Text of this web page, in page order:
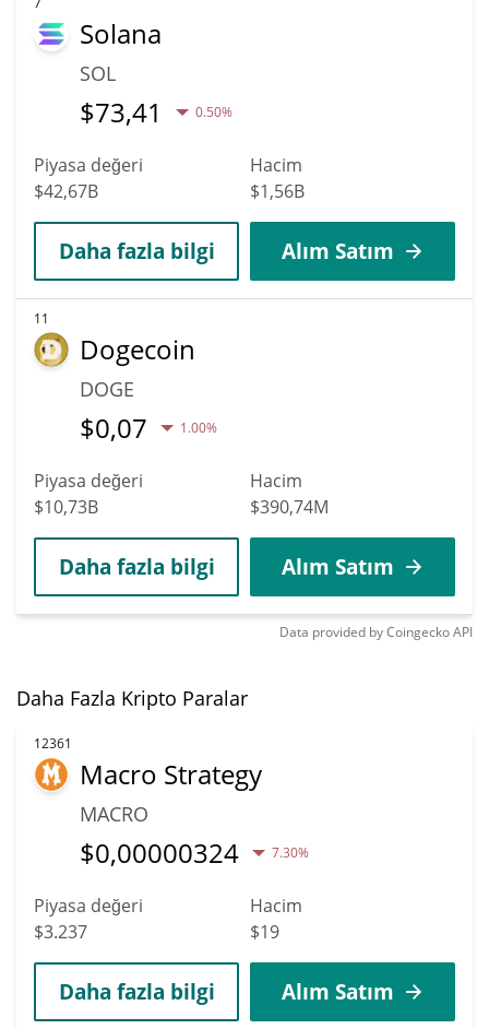
Solana
SOL
$73,41 0.50%
Piyasa değeri
$42,67B
Hacim
$1,56B
Daha fazla bilgi Alım Satım
11
Dogecoin
DOGE
$0,07 1.00%
Piyasa değeri
$10,73B
Hacim
$390,74M
Daha fazla bilgi Alım Satım
Data provided byCoingeckoAPI
Daha Fazla Kripto Paralar
12361
Macro Strategy
MACRO
$0,00000324 7.30%
Piyasa değeri
$3.237
Hacim
$19
Daha fazla bilgi Alım Satım